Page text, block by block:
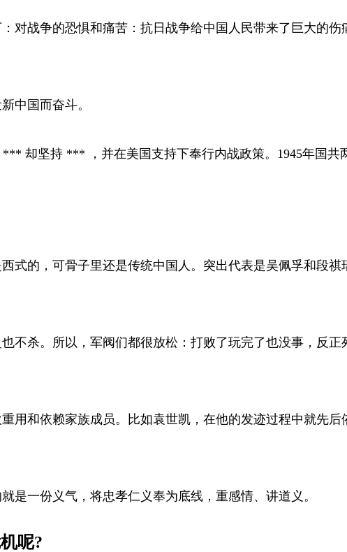
对战争的恐惧和痛苦：抗日战争给中国人民带来了巨大的
中国而奋斗。
却坚持 *** ，并在美国支持下奉行内战政策。1945年国
式的，可骨子里还是传统中国人。突出代表是吴佩孚和段祺
不杀。所以，军阀们都很放松：打败了玩完了也没事，反
用和依赖家族成员。比如袁世凯，在他的发迹过程中就先
是一份义气，将忠孝仁义奉为底线，重感情、讲道义。
呢?